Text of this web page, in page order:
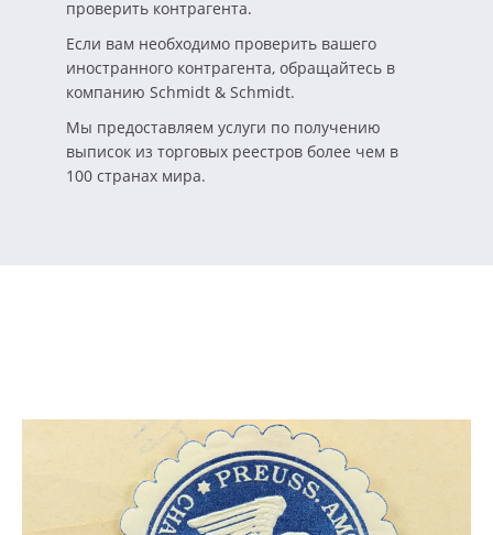
проверить контрагента.
Если вам необходимо проверить вашего
иностранного контрагента, обращайтесь в
компанию Schmidt & Schmidt.
Мы предоставляем услуги по получению
выписок из торговых реестров более чем в
100 странах мира.